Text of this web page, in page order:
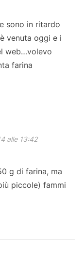
sono in ritardo
venuta oggi e i
web…volevo
farina
alle 13:42
g di farina, ma
piccole) fammi